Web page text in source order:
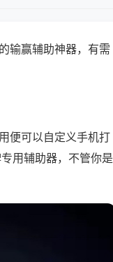
输赢辅助神器，有需
便可以自定义手机打
用辅助器，不管你是